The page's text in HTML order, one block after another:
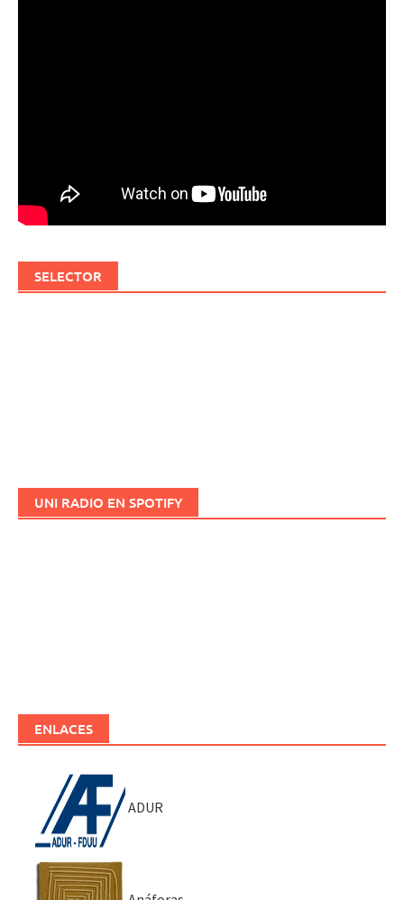
SELECTOR
UNI RADIO EN SPOTIFY
ENLACES
ADUR